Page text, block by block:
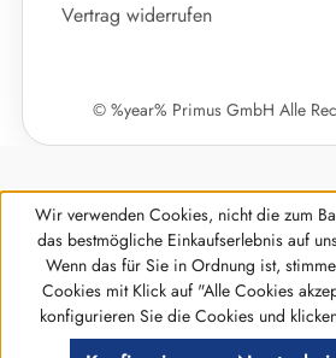
Vertrag widerrufen
© %year% Primus GmbH Alle
Werkzeugleiste anzeigen
Wir verwenden Cookies, nicht die zum
das bestmögliche Einkaufserlebnis auf
Wenn das für Sie in Ordnung ist,
Cookies mit Klick auf "Alle Cookies
konfigurieren Sie die Cookies und